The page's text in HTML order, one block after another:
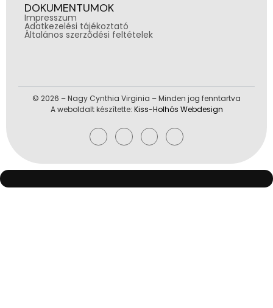
DOKUMENTUMOK
Impresszum
Adatkezelési tájékoztató
Általános szerződési feltételek
© 2026 – Nagy Cynthia Virginia – Minden jog fenntartva
A weboldalt készítette: Kiss-Holhós Webdesign